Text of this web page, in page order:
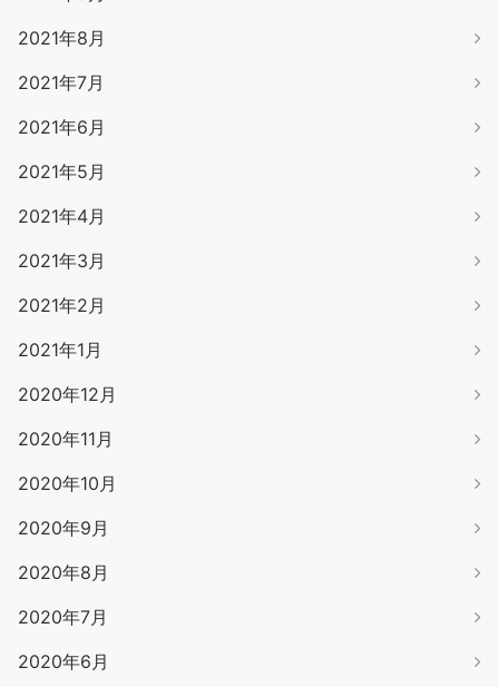
2021年8月
2021年7月
2021年6月
2021年5月
2021年4月
2021年3月
2021年2月
2021年1月
2020年12月
2020年11月
2020年10月
2020年9月
2020年8月
2020年7月
2020年6月